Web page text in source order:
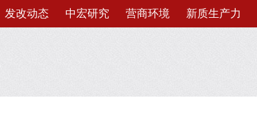
发改动态 中宏研究 营商环境 新质生产力